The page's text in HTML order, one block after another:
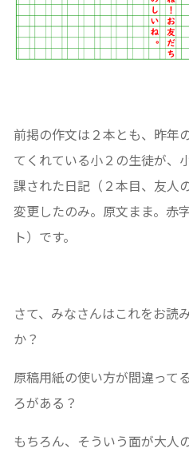
前掲の作文は２本とも、昨年
てくれている小２の生徒が、
課された日記（２本目、友人
変更したのみ。原文まま。赤
ト）です。
さて、みなさんはこれをお読
か？
原稿用紙の使い方が間違って
ろがある？
もちろん、そういう面が大人